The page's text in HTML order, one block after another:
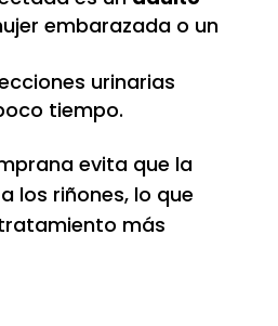
embarazada o un
urinarias
tiempo.
evita que la
los riñones, lo que
más